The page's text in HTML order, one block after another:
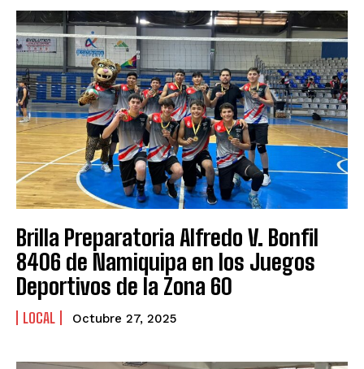
Brilla Preparatoria Alfredo V. Bonfil
8406 de Namiquipa en los Juegos
Deportivos de la Zona 60
LOCAL Octubre 27, 2025